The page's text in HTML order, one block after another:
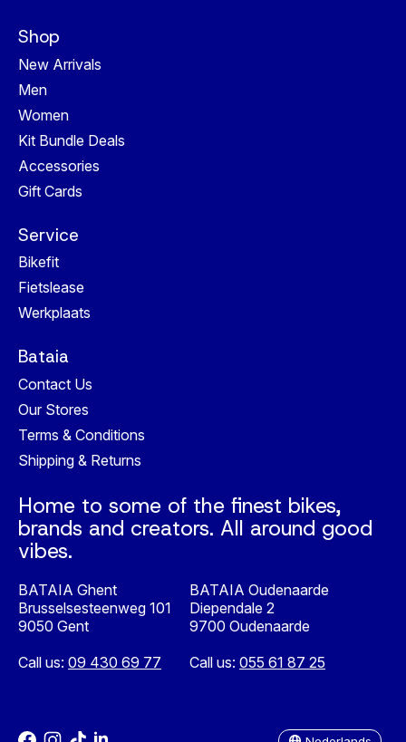
Shop
New Arrivals
Men
Women
Kit Bundle Deals
Accessories
Gift Cards
Service
Bikefit
Fietslease
Werkplaats
Bataia
Contact Us
Our Stores
Terms & Conditions
Shipping & Returns
Home to some of the finest bikes,
brands and creators. All around good
vibes.
BATAIA Ghent
Brusselsesteenweg 101
9050 Gent
Call us: 09 430 69 77
BATAIA Oudenaarde
Diependale 2
9700 Oudenaarde
Call us: 055 61 87 25
Nederlands